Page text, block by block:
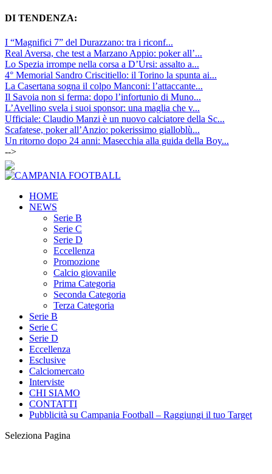
DI TENDENZA:
I “Magnifici 7” del Durazzano: tra i riconf...
Real Aversa, che test a Marzano Appio: poker all’...
Lo Spezia irrompe nella corsa a D’Ursi: assalto a...
4° Memorial Sandro Criscitiello: il Torino la spunta ai...
La Casertana sogna il colpo Manconi: l’attaccante...
Il Savoia non si ferma: dopo l’infortunio di Muno...
L’Avellino svela i suoi sponsor: una maglia che v...
Ufficiale: Claudio Manzi è un nuovo calciatore della Sc...
Scafatese, poker all’Anzio: pokerissimo gialloblù...
Un ritorno dopo 24 anni: Masecchia alla guida della Boy...
-->
HOME
NEWS
Serie B
Serie C
Serie D
Eccellenza
Promozione
Calcio giovanile
Prima Categoria
Seconda Categoria
Terza Categoria
Serie B
Serie C
Serie D
Eccellenza
Esclusive
Calciomercato
Interviste
CHI SIAMO
CONTATTI
Pubblicità su Campania Football – Raggiungi il tuo Target
Seleziona Pagina